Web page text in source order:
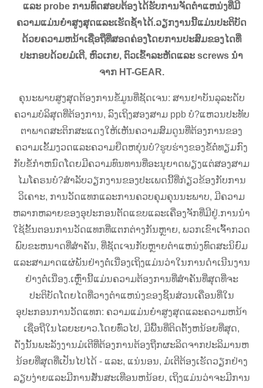
ແລະ probe ການທົດສອບຕ້ອງໄດ້ຮັບການຈັດຕໍາແຫນ່ງທີ່ມີ
ຄວາມແມ່ນຍໍາສູງສຸດແລະເຮັດຊ້ໍາໄດ້.ວຽກງານນີ້ແມ່ນປະຕິບັດ
ດ້ວຍຄວາມຫນ້າເຊື່ອຖືທີ່ສອດຄ່ອງໂດຍການປະສົມຂອງໄດທີ່
ປະກອບດ້ວຍມໍເຕີ, ຫົວເກຍ, ຕົວເຂົ້າລະຫັດແລະ screws ນໍາ
ຈາກ HT-GEAR.
ຄຸນະພາບສູງສຸດຕ້ອງການຂໍ້ມູນທີ່ຊັດເຈນ: ສານຢາບັນລຸລະດັບ
ຄວາມບໍລິສຸດທີ່ຕ້ອງການ, ລົງເຖິງສອງສາມ ppb ບໍ?ແຫວນປະທັບ
ຕາພາດສະຕິກສະແດງໃຫ້ເຫັນຄວາມສົມດູນທີ່ຕ້ອງການຂອງ
ຄວາມເຂັ້ມງວດແລະຄວາມຍືດຫຍຸ່ນບໍ?ຮູບຮ່າງຂອງຂໍ້ຕໍ່ທຽມກົງ
ກັບຂໍ້ກໍາຫນົດໂດຍມີຄວາມທົນທານທີ່ອະນຸຍາດພຽງແຕ່ສອງສາມ
ໄມໂຄຣນບໍ?ສໍາລັບວຽກງານຂອງປະເພດນີ້ທີ່ກ່ຽວຂ້ອງກັບການ
ວິເຄາະ, ການວັດແທກແລະການຄວບຄຸມຄຸນນະພາບ, ມີຄວາມ
ຫລາກຫລາຍຂອງອຸປະກອນຕັດແຂບແລະເຄື່ອງຈັກທີ່ມີຢູ່.ການນໍາ
ໃຊ້ຂັ້ນຕອນການວັດແທກທີ່ແຕກຕ່າງກັນຫຼາຍ, ພວກເຂົາເຈົ້າກວດ
ພົບຂະຫນາດທີ່ສໍາຄັນ, ທີ່ຊັດເຈນກັບຫຼາຍຕໍາແຫນ່ງທົດສະນິຍົມ
ແລະສາມາດແຜ່ພັນຢ່າງຕໍ່ເນື່ອງເຖິງແມ່ນວ່າໃນການດໍາເນີນງານ
ຢ່າງຕໍ່ເນື່ອງ.ເຫຼົ່ານີ້ແມ່ນຄວາມຕ້ອງການທີ່ສໍາຄັນທີ່ສຸດທີ່ຈະ
ປະຕິບັດໂດຍໄດທີ່ວາງຕໍາແຫນ່ງຂອງຊິ້ນສ່ວນເຄື່ອນທີ່ໃນ
ອຸປະກອນການວັດແທກ: ຄວາມແມ່ນຍໍາສູງສຸດແລະຄວາມຫນ້າ
ເຊື່ອຖືໃນໄລຍະຍາວ.ໂດຍທົ່ວໄປ, ມີພື້ນທີ່ຕິດຕັ້ງຫນ້ອຍທີ່ສຸດ,
ດັ່ງນັ້ນພະລັງງານມໍເຕີທີ່ຕ້ອງການຕ້ອງຖືກຜະລິດຈາກປະລິມານຫ
ນ້ອຍທີ່ສຸດທີ່ເປັນໄປໄດ້ - ແລະ, ແນ່ນອນ, ມໍເຕີຕ້ອງເຮັດວຽກຢ່າງ
ລຽບງ່າຍແລະມີການສັ່ນສະເທືອນຫນ້ອຍ, ເຖິງແມ່ນວ່າຈະມີການ